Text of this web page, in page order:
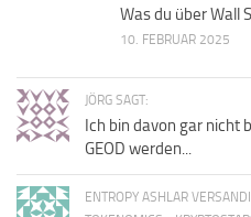
Was du über Wall
10. FEBRUAR 2025
JÖRG SAGT:
Ich bin davon gar nicht
GEOD werden...
ENTROPY ASHLAR